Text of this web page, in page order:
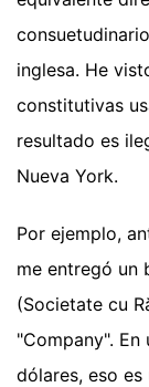
inglesa. He
constitutivas
resultado es
Nueva York.
Por ejemplo,
me entregó un
(Societate cu
"Company".
dólares, eso